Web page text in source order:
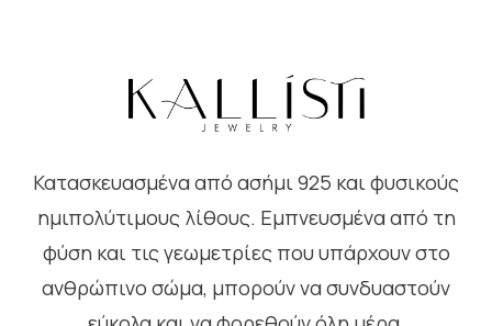
Κατασκευασμένα από ασήμι 925 και φυσικούς
ημιπολύτιμους λίθους. Εμπνευσμένα από τη
φύση και τις γεωμετρίες που υπάρχουν στο
ανθρώπινο σώμα, μπορούν να συνδυαστούν